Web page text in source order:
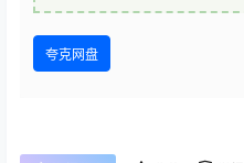
夸克网盘